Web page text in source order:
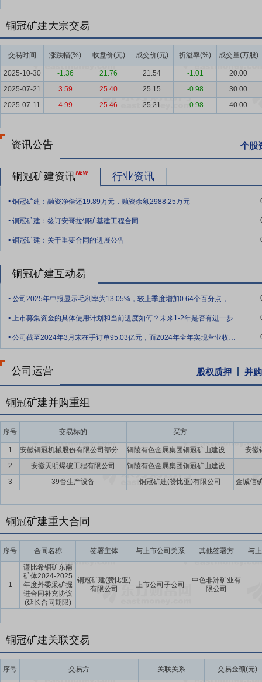
高效的应急救援行动,保证矿山整体运营的稳定。公司在为矿山进行智
“横向贯通+纵向协同”策略:即横向打通地测采选全过程各业务、各工
务流、工艺流、审批流、数据流,以及明确的岗位职责协同作业,实现
要点7：充足的人才储备
公司建立了行政管理、工程技术、专业管理
术带头人、技术专家、拔尖人才、技术能手等多层次专业技术人才培
炼、送国内外高校进修等方式培养复合型、国际化人才。
要点8：矿山工程施工和采矿设备购置等项目
公司本次公开发行股
公司将根据项目进度的实际需求以自筹资金先行投入,并在募集资金
发行费用后)超过上述项目资金需要,超出部分公司将按照国家法律、
铜冠矿建大宗交易
交易时间 涨跌幅(%) 收盘价(元) 成交价(元) 折溢率(%) 成交量(万股)
2025-10-30 -1.36 21.76 21.54 -1.01
20.00
2025-07-21
3.59 25.40 25.15 -0.98
30.00
2025-07-11
4.99 25.46 25.21 -0.98 40.00
资讯公告 个股
铜冠矿建资讯 行业资讯
. 铜冠矿建：融资净偿还19.89万元，融资余额2988.25万元
. 铜冠矿建：签订安哥拉铜矿基建工程合同
. 铜冠矿建：关于重要合同的进展公告
铜冠矿建互动易
. 公司2025年中报显示毛利率为13.05%，较上季度增加0.64个百分点，实现2
. 上市募集资金的具体使用计划和当前进度如何？未来1-2年是否有进一步的融资计划（如
. 公司截至2024年3月末在手订单95.03亿元，而2024年全年实现营业收入13
公司运营 股权质押 并
铜冠矿建并购重组
序号 交易标的 买方
1 安徽铜冠机械股份有限公司部分资产(包括土地使用权、地上房屋建筑物、构筑物及机器设备) 铜陵有色金属集团铜冠矿山建设股份有限公司
安徽
2
安徽天明爆破工程有限公司
铜陵有色金属集团铜冠矿山建设股份有限公司
3
39台生产设备 铜冠矿建(赞比亚)有限公司 金诚信
铜冠矿建重大合同
序号 合同名称 签署主体 与上市公司关系 其他签署方 与
1
谦比希铜矿东南
矿体2024-2025
年度外委采矿掘
进合同补充协议
(延长合同期限)
铜冠矿建(赞比亚)
有限公司
上市公司子公司
中色非洲矿业有
限公司
铜冠矿建关联交易
序号 交易方 关联关系 交易金额(元)